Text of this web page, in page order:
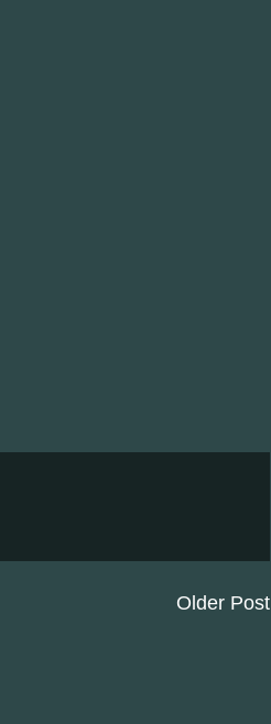
Older Post